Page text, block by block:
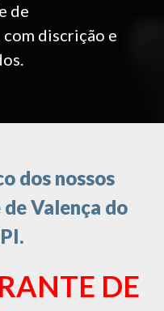
de
com discrição e
dos nossos
Valença do
DE